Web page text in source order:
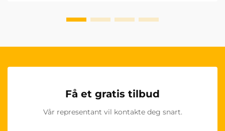
Få et gratis tilbud
Vår representant vil kontakte deg snart.